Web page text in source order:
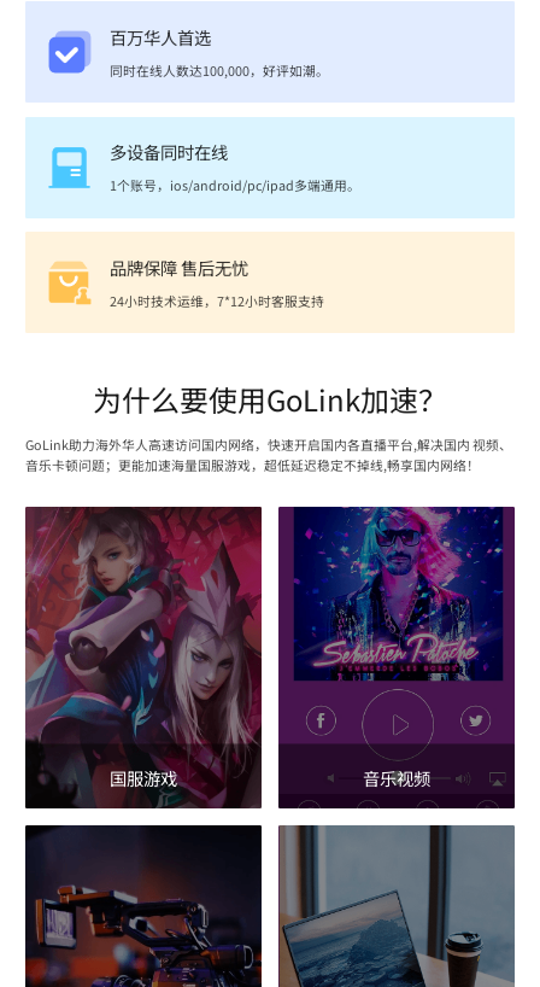
百万华人首选
同时在线人数达100,000，好评如潮。
多设备同时在线
1个账号，ios/android/pc/ipad多端通用。
品牌保障 售后无忧
24小时技术运维，7*12小时客服支持
为什么要使用GoLink加速？
GoLink助力海外华人高速访问国内网络，快速开启国内各直播平台,解决国内 视频、
音乐卡顿问题；更能加速海量国服游戏，超低延迟稳定不掉线,畅享国内网络！
国服游戏 音乐视频